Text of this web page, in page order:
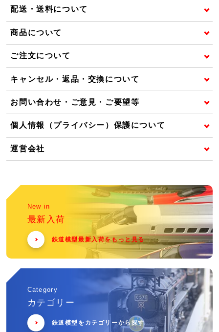
配送・送料について
商品について
ご注文について
キャンセル・返品・交換について
お問い合わせ・ご意見・ご要望等
個人情報（プライバシー）保護について
運営会社
New in
最新入荷
鉄道模型最新入荷をもっと見る
Category
カテゴリー
鉄道模型をカテゴリーから探す